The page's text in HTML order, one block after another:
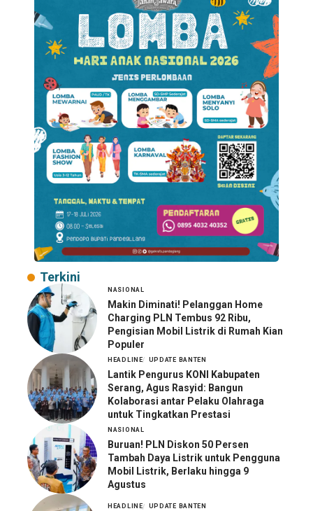
Terkini
NASIONAL
Makin Diminati! Pelanggan Home
Charging PLN Tembus 92 Ribu,
Pengisian Mobil Listrik di Rumah Kian
Populer
HEADLINE UPDATE BANTEN
Lantik Pengurus KONI Kabupaten
Serang, Agus Rasyid: Bangun
Kolaborasi antar Pelaku Olahraga
untuk Tingkatkan Prestasi
NASIONAL
Buruan! PLN Diskon 50 Persen
Tambah Daya Listrik untuk Pengguna
Mobil Listrik, Berlaku hingga 9
Agustus
HEADLINE UPDATE BANTEN